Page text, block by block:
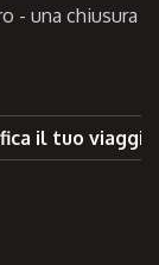
- una chiusura
il tuo viaggio